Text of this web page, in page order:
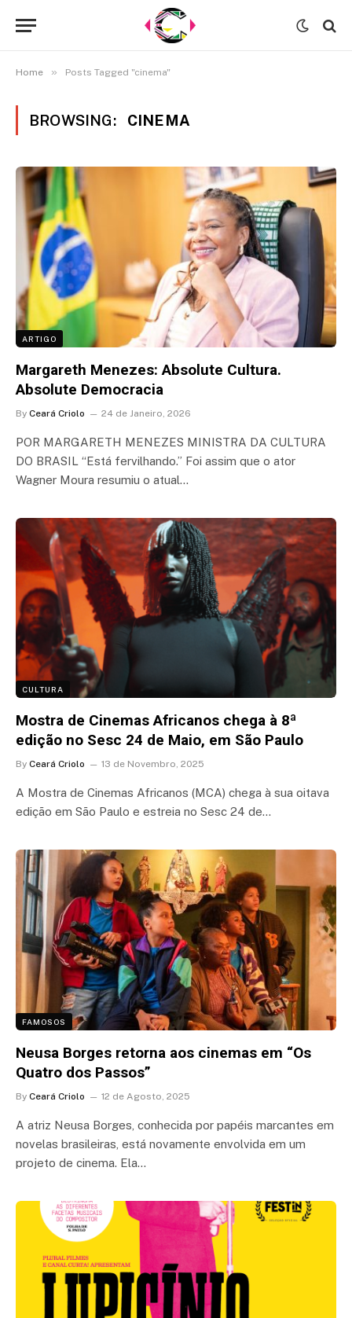
Home » Posts Tagged "cinema"
BROWSING: CINEMA
ARTIGO
Margareth Menezes: Absolute Cultura.
Absolute Democracia
By Ceará Criolo 24 de Janeiro, 2026
POR MARGARETH MENEZES MINISTRA DA CULTURA
DO BRASIL “Está fervilhando.” Foi assim que o ator
Wagner Moura resumiu o atual…
CULTURA
Mostra de Cinemas Africanos chega à 8ª
edição no Sesc 24 de Maio, em São Paulo
By Ceará Criolo 13 de Novembro, 2025
A Mostra de Cinemas Africanos (MCA) chega à sua oitava
edição em São Paulo e estreia no Sesc 24 de…
FAMOSOS
Neusa Borges retorna aos cinemas em “Os
Quatro dos Passos”
By Ceará Criolo 12 de Agosto, 2025
A atriz Neusa Borges, conhecida por papéis marcantes em
novelas brasileiras, está novamente envolvida em um
projeto de cinema. Ela…